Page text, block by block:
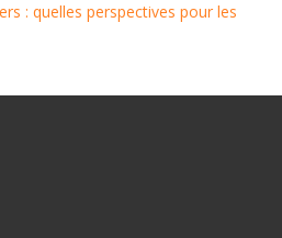
: quelles perspectives pour les